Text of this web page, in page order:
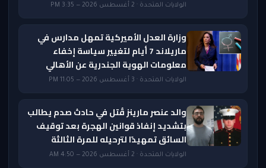
الولايات المتحدة · 2 أغسطس 2026 — 3:35 PM
وزارة العدل الأميركية تمهل مدارس في
ماريلاند 7 أيام لتغيير سياسة إخفاء
معلومات الهوية الجندرية عن الأهالي
الولايات المتحدة · 3 أغسطس 2026 — 11:05 PM
والد عنصر مارينز قُتل في حادث صدم يطالب
بتشديد إنفاذ قوانين الهجرة بعد توقيف
السائق تمهيدًا لترحيله للمرة الثالثة
الولايات المتحدة · 2 أغسطس 2026 — 4:50 AM